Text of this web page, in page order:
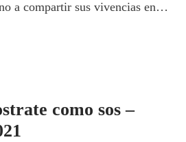
a compartir sus vivencias en…
como sos –